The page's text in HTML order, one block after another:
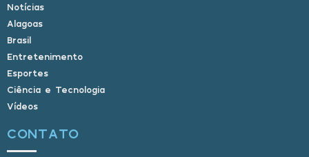
Notícias
Alagoas
Brasil
Entretenimento
Esportes
Ciência e Tecnologia
Vídeos
CONTATO